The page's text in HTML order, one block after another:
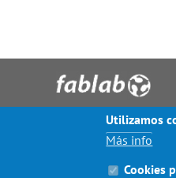
© ESCUELA DE
Utilizamos
Más info
Cookies